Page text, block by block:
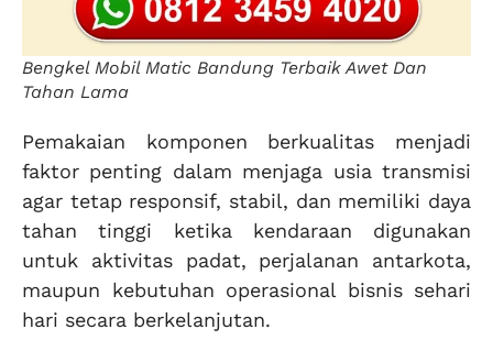
Bengkel Mobil Matic Bandung Terbaik Awet Dan
Tahan Lama
Pemakaian komponen berkualitas menjadi
faktor penting dalam menjaga usia transmisi
agar tetap responsif, stabil, dan memiliki daya
tahan tinggi ketika kendaraan digunakan
untuk aktivitas padat, perjalanan antarkota,
maupun kebutuhan operasional bisnis sehari
hari secara berkelanjutan.